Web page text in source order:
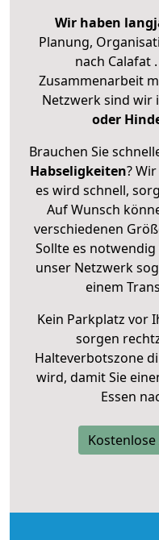
Wir haben
Planung,
nach Calafat
Zusammenarbeit
Netzwerk sind wir
oder
Brauchen Sie
Habseligkeiten?
es wird schnell,
Auf Wunsch
verschiedenen
Sollte es
unser Netzwerk
einem
Kein Parkplatz vor
sorgen
Halteverbotszone
wird, damit Sie
Essen